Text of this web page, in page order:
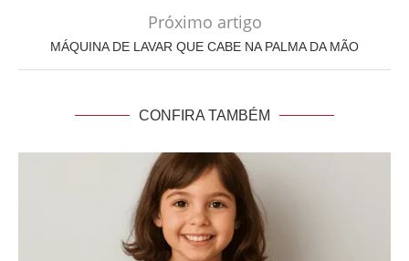
Próximo artigo
MÁQUINA DE LAVAR QUE CABE NA PALMA DA MÃO
CONFIRA TAMBÉM